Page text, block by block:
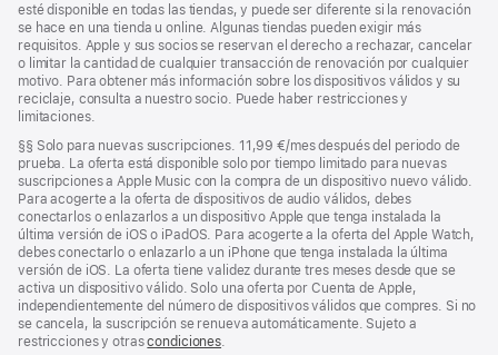
esté disponible en todas las tiendas, y puede ser diferente si la renovación
se hace en una tienda u online. Algunas tiendas pueden exigir más
requisitos. Apple y sus socios se reservan el derecho a rechazar, cancelar
o limitar la cantidad de cualquier transacción de renovación por cualquier
motivo. Para obtener más información sobre los dispositivos válidos y su
reciclaje, consulta a nuestro socio. Puede haber restricciones y
limitaciones.
Nota
a
pie
de
página
§§ Solo para nuevas suscripciones. 11,99 €/mes después del periodo de
prueba. La oferta está disponible solo por tiempo limitado para nuevas
suscripciones a Apple Music con la compra de un dispositivo nuevo válido.
Para acogerte a la oferta de dispositivos de audio válidos, debes
conectarlos o enlazarlos a un dispositivo Apple que tenga instalada la
última versión de iOS o iPadOS. Para acogerte a la oferta del Apple Watch,
debes conectarlo o enlazarlo a un iPhone que tenga instalada la última
versión de iOS. La oferta tiene validez durante tres meses desde que se
activa un dispositivo válido. Solo una oferta por Cuenta de Apple,
independientemente del número de dispositivos válidos que compres. Si no
se cancela, la suscripción se renueva automáticamente. Sujeto a
restricciones y otrascondiciones.